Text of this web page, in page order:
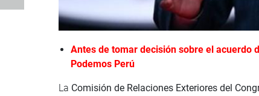
Antes de tomar decisión sobre el acuerdo
Podemos Perú
La Comisión de Relaciones Exteriores del